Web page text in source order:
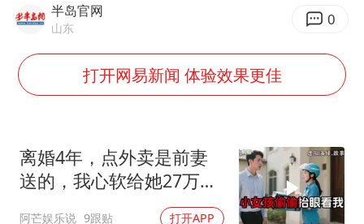
台湾海峡南口北上船舶实施交通管制
公司“上四休三”但要降薪1000元
东方之约 相约未来
半岛官网
山东 0
打开网易新闻 体验效果更佳
离婚4年，点外卖是前妻
送的，我心软给她27万，
次日她带龙凤胎上门
阿芒娱乐说 9跟贴 打开APP